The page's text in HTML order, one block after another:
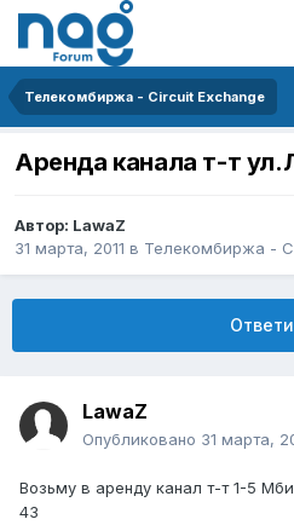
Телекомбиржа - Circuit Exchange
Аренда канала т-т
Автор: LawaZ
31 марта, 2011 в Телекомбиржа -
LawaZ
Опубликовано 31 марта,
Возьму в аренду канал т-т 1-5
43